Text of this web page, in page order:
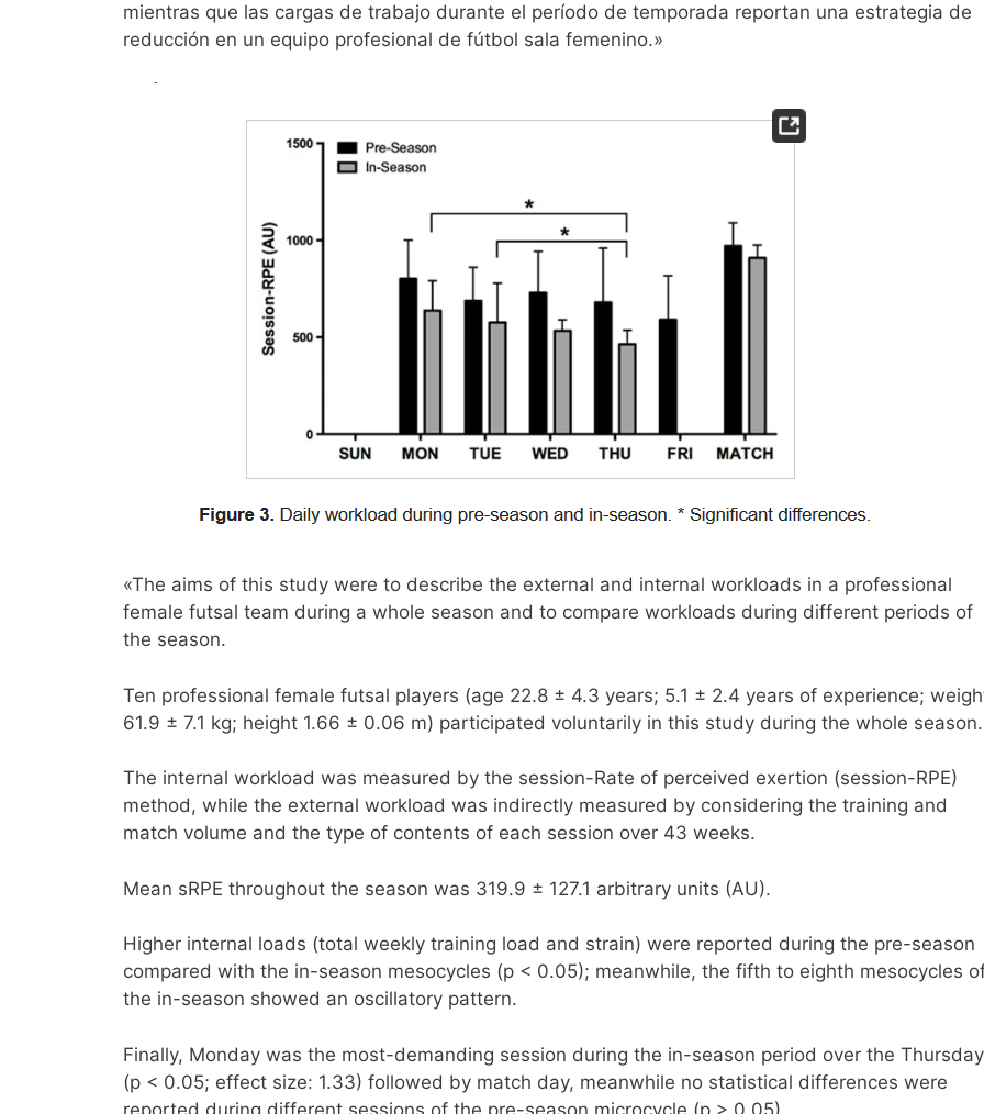
mientras que las cargas de trabajo durante el período de temporada reportan una estrategia de
reducción en un equipo profesional de fútbol sala femenino.»
«The aims of this study were to describe the external and internal workloads in a professional
female futsal team during a whole season and to compare workloads during different periods of
the season.
Ten professional female futsal players (age 22.8 ± 4.3 years; 5.1 ± 2.4 years of experience;
61.9 ± 7.1 kg; height 1.66 ± 0.06 m) participated voluntarily in this study during the whole season.
The internal workload was measured by the session-Rate of perceived exertion (session-RPE)
method, while the external workload was indirectly measured by considering the training and
match volume and the type of contents of each session over 43 weeks.
Mean sRPE throughout the season was 319.9 ± 127.1 arbitrary units (AU).
Higher internal loads (total weekly training load and strain) were reported during the pre-season
compared with the in-season mesocycles (p < 0.05); meanwhile, the fifth to eighth mesocycles
the in-season showed an oscillatory pattern.
Finally, Monday was the most-demanding session during the in-season period over the Thursday
(p < 0.05; effect size: 1.33) followed by match day, meanwhile no statistical differences were
reported during different sessions of the pre-season microcycle (p > 0.05).